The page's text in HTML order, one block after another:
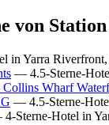
von
in Yarra
— 4.5-Sterne-
Wharf
— 4.5-Sterne-
Sterne-Hotel in